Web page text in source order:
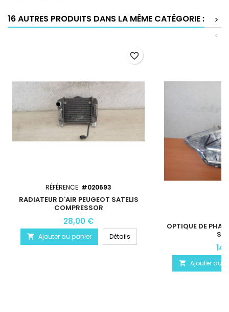
16 AUTRES PRODUITS DANS LA MÊME CATÉGORIE :
>
<
RÉFÉRENCE: #020693
RADIATEUR D'AIR PEUGEOT SATELIS
COMPRESSOR
28,00 €
 Ajouter au panier Détails
favorite_border
OPTIQUE DE
 Ajouter au